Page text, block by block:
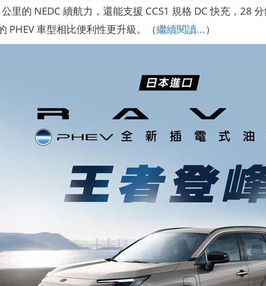
里的 NEDC 續航力，還能支援 CCS1 規格 DC 快充，28
PHEV 車型相比便利性更升級。（繼續閱讀...）